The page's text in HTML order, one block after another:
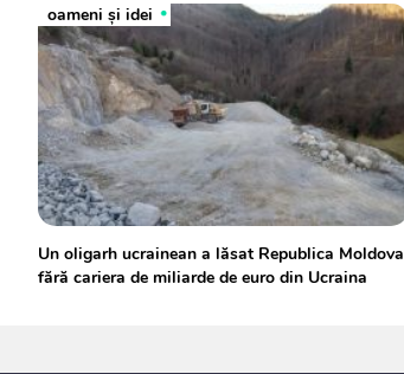
oameni şi idei
Un oligarh ucrainean a lăsat Republica Moldova
fără cariera de miliarde de euro din Ucraina